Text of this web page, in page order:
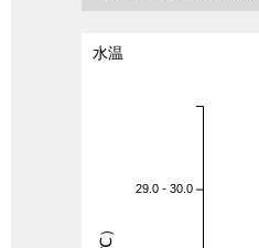
水温
29.0 - 30.0